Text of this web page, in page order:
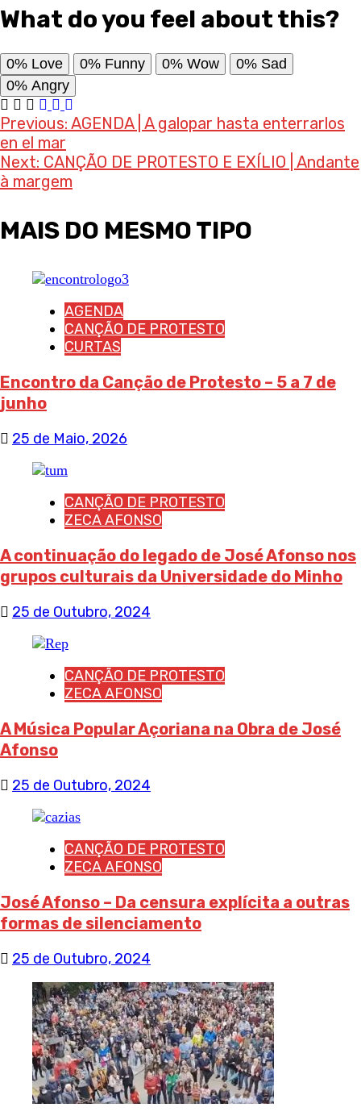
What do you feel about this?
0% Love 0% Funny 0% Wow 0% Sad
0% Angry
Post
navigation
Previous: AGENDA | A galopar hasta enterrarlos
en el mar
Next: CANÇÃO DE PROTESTO E EXÍLIO | Andante
à margem
MAIS DO MESMO TIPO
AGENDA
CANÇÃO DE PROTESTO
CURTAS
Encontro da Canção de Protesto – 5 a 7 de
junho
25 de Maio, 2026
CANÇÃO DE PROTESTO
ZECA AFONSO
A continuação do legado de José Afonso nos
grupos culturais da Universidade do Minho
25 de Outubro, 2024
CANÇÃO DE PROTESTO
ZECA AFONSO
A Música Popular Açoriana na Obra de José
Afonso
25 de Outubro, 2024
CANÇÃO DE PROTESTO
ZECA AFONSO
José Afonso – Da censura explícita a outras
formas de silenciamento
25 de Outubro, 2024